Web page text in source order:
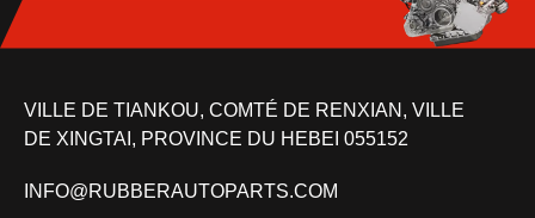
VILLE DE TIANKOU, COMTÉ DE RENXIAN, VILLE
DE XINGTAI, PROVINCE DU HEBEI 055152
INFO@RUBBERAUTOPARTS.COM